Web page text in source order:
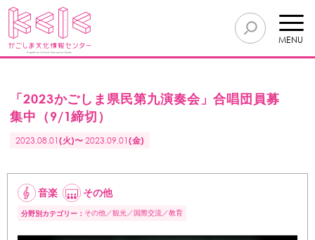
MENU
「2023かごしま県民第九演奏会」合唱団員募
集中（9/1締切）
2023.08.01(火)〜2023.09.01(金)
音楽 その他
分野別カテゴリー： その他 観光 国際交流 教育